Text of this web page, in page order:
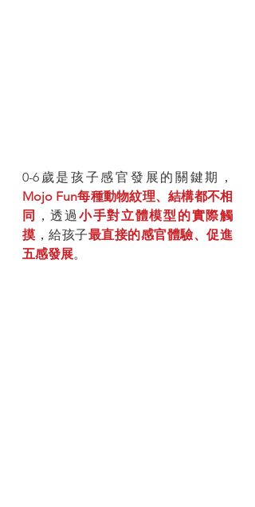
0-6歲是孩子感官發展的關鍵期，
Mojo Fun每種動物紋理、結構都不相
同 ，透過 小手對立體模型的實際觸
摸 ，給孩子最直接的感官體驗、促進
五感發展。